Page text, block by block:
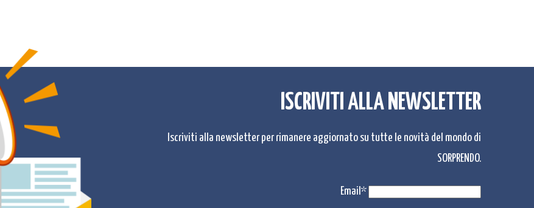
ISCRIVITI ALLA NEWSLETTER
Iscriviti alla newsletter per rimanere aggiornato su tutte le novità del mondo di
SORPRENDO.
Email*